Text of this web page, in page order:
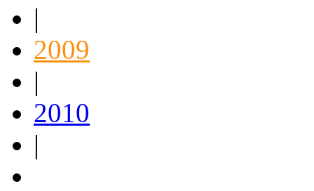
|
2009
|
2010
|